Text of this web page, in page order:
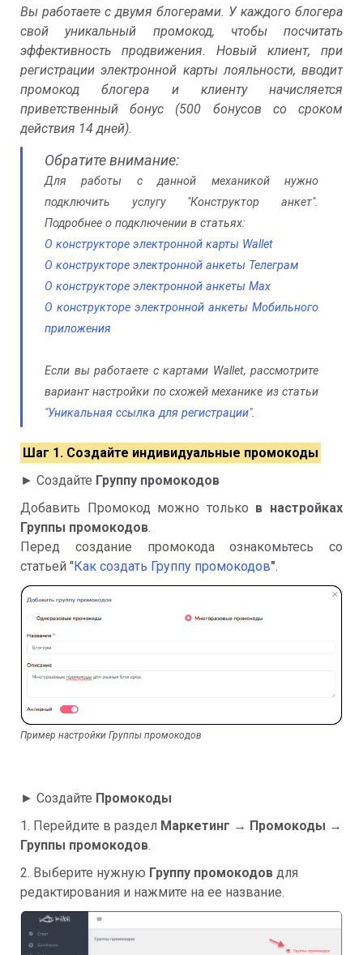
Вы работаете с двумя блогерами. У каждого блогера
свой уникальный промокод, чтобы посчитать
эффективность продвижения. Новый клиент, при
регистрации электронной карты лояльности, вводит
промокод блогера и клиенту начисляется
приветственный бонус (500 бонусов со сроком
действия 14 дней).
Обратите внимание:
Для работы с данной механикой нужно
подключить услугу "Конструктор анкет".
Подробнее о подключении в статьях:
О конструкторе электронной карты Wallet
О конструкторе электронной анкеты Телеграм
О конструкторе электронной анкеты Max
О конструкторе электронной анкеты Мобильного
приложения
Если вы работаете с картами Wallet, рассмотрите
вариант настройки по схожей механике из статьи
"Уникальная ссылка для регистрации".
Шаг 1. Создайте индивидуальные промокоды
► Создайте Группу промокодов
Добавить Промокод можно только в настройках
Группы промокодов.
Перед создание промокода ознакомьтесь со
статьей "Как создать Группу промокодов".
Пример настройки Группы промокодов
► Создайте Промокоды
1. Перейдите в раздел Маркетинг → Промокоды →
Группы промокодов.
2. Выберите нужную Группу промокодов для
редактирования и нажмите на ее название.